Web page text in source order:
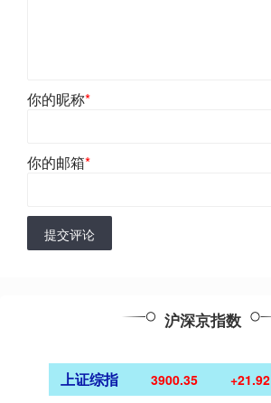
你的昵称*
你的邮箱*
提交评论
沪深京指数
上证综指 3900.35 +21.92